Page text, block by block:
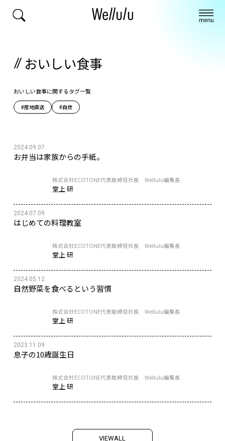
おいしい食事
おいしい食事に関するタグ一覧
#産地直送 #自炊
2024.09.07
お弁当は家族からの手紙。
株式会社ECOTONE代表取締役社長 Wellulu編集長
堂上 研
2024.07.09
はじめての料理教室
株式会社ECOTONE代表取締役社長 Wellulu編集長
堂上 研
2024.05.12
自然野菜を食べるという習慣
株式会社ECOTONE代表取締役社長 Wellulu編集長
堂上 研
2023.11.09
息子の10歳誕生日
株式会社ECOTONE代表取締役社長 Wellulu編集長
堂上 研
VIEWALL